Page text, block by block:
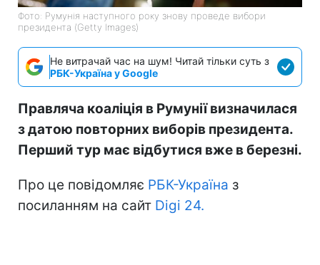
Фото: Румунія наступного року знову проведе вибори
президента (Getty Images)
Не витрачай час на шум! Читай тільки суть з
РБК-Україна у Google
Правляча коаліція в Румунії визначилася
з датою повторних виборів президента.
Перший тур має відбутися вже в березні.
Про це повідомляє РБК-Україна з
посиланням на сайт Digi 24.